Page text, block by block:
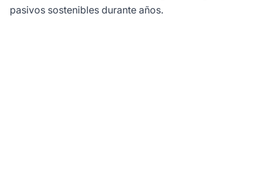
pasivos sostenibles durante años.